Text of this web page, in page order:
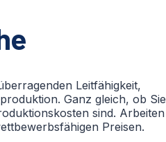
Leitfähigkeit,
Ganz gleich, ob Sie
sind. Arbeiten
Preisen.